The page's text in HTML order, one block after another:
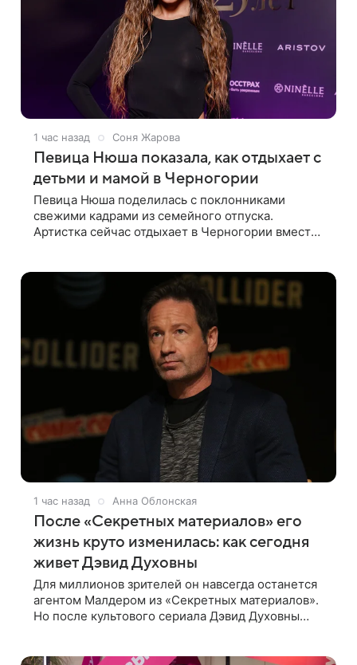
1 час назад Соня Жарова
Певица Нюша показала, как отдыхает с
детьми и мамой в Черногории
Певица Нюша поделилась с поклонниками
свежими кадрами из семейного отпуска.
Артистка сейчас отдыхает в Черногории вместе
1 час назад Анна Облонская
После «Секретных материалов» его
жизнь круто изменилась: как сегодня
живет Дэвид Духовны
Для миллионов зрителей он навсегда останется
агентом Малдером из «Секретных материалов».
Но после культового сериала Дэвид Духовны